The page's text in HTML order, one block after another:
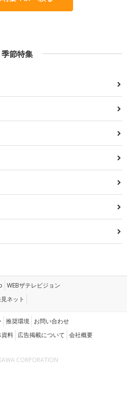
季節特集
WEBザテレビジョン
ネット
推奨環境 お問い合わせ
資料 広告掲載について 会社概要
CORPORATION